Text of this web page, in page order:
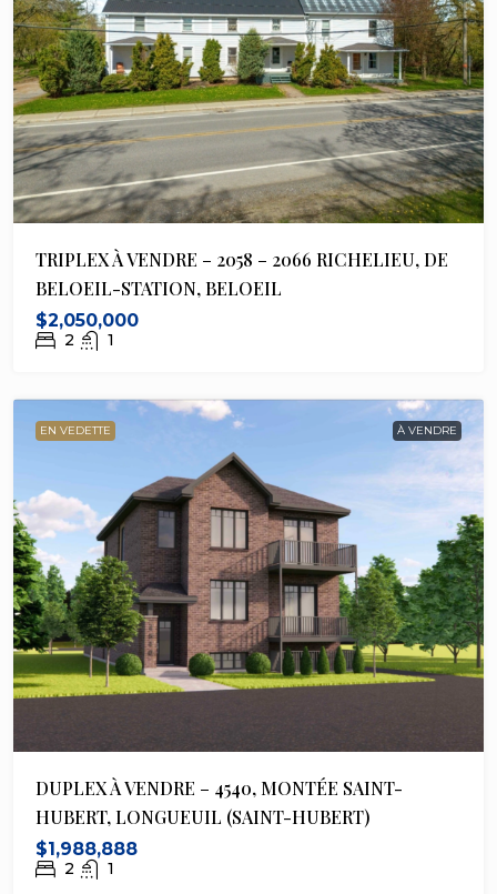
TRIPLEX À VENDRE – 2058 – 2066 RICHELIEU, DE
BELOEIL-STATION, BELOEIL
$2,050,000
2 1
EN VEDETTE À VENDRE
DUPLEX À VENDRE – 4540, MONTÉE SAINT-
HUBERT, LONGUEUIL (SAINT-HUBERT)
$1,988,888
2 1